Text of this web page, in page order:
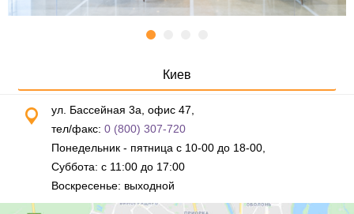
Киев
ул. Бассейная 3а, офис 47,
тел/факс: 0 (800) 307-720
Понедельник - пятница с 10-00 до 18-00,
Суббота: с 11:00 до 17:00
Воскресенье: выходной